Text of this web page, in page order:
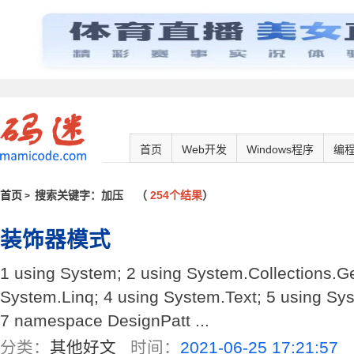
首页 Web开发 Windows程序 编
首页 > 搜索关键字：加压 （ 254个结果）
装饰器模式
1 using System; 2 using
System.Linq; 4 using System.Text; 5 using
7 namespace DesignPatt ...
分类： 其他好文 时间： 2021-06-25 17:21:57